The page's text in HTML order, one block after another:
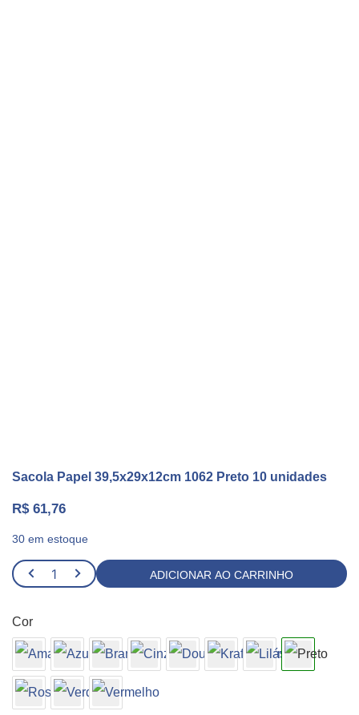
Sacola Papel 39,5x29x12cm 1062 Preto 10 unidades
R$61,76
30 em estoque
Sacola
Papel
Preto
10
unidades
ADICIONAR AO CARRINHO
Cor